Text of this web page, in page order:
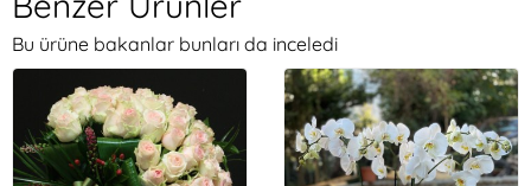
Bu ürüne bakanlar bunları da inceledi